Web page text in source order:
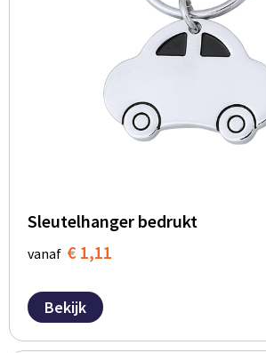
Sleutelhanger bedrukt
vanaf € 1,11
Bekijk